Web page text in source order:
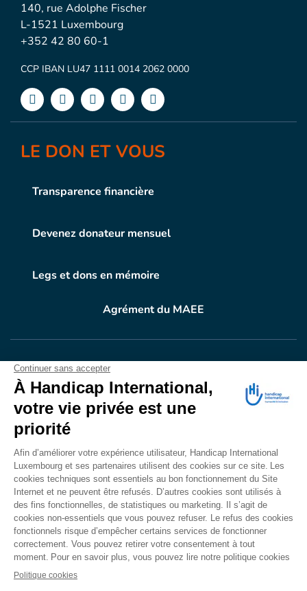
140, rue Adolphe Fischer
L-1521 Luxembourg
+352 42 80 60-1
CCP IBAN LU47 1111 0014 2062 0000
LE DON ET VOUS
Transparence financière
Devenez donateur mensuel
Legs et dons en mémoire
Agrément du MAEE
VOTRE DONEN ACTION
Grâce à vous, en 2024, 604.716 personnes ont
bénéficié d’appareillage et d’activités de réadaptation.
Merci pour votre générosité.
Lire notre rapport annuel
CONTACT
Accessibilité
Mentions légales